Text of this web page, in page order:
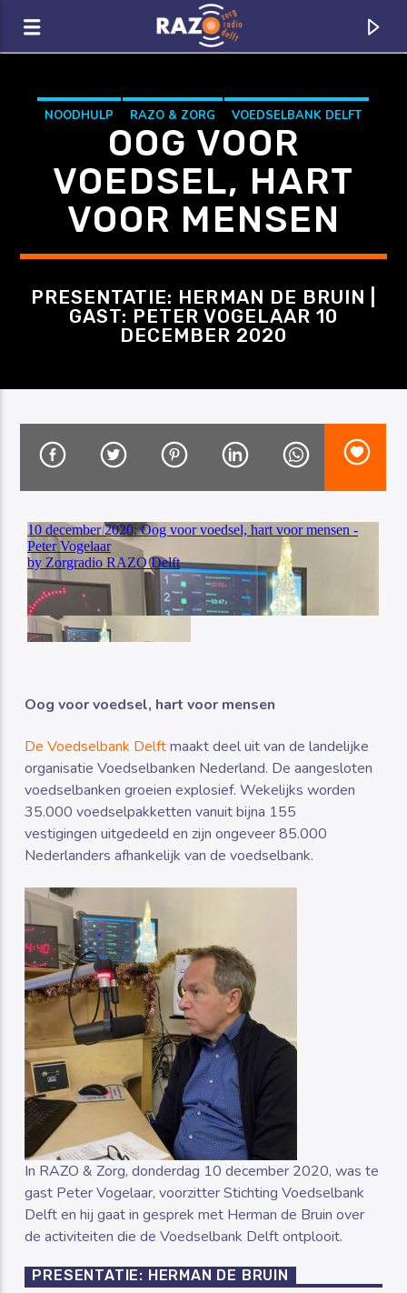
CURRENT TRACK
ARTIST
Luister RAZO online
NOODHULP RAZO & ZORG
VOEDSELBANK DELFT
VOEDSELPAKKETTEN
OOG VOOR
VOEDSEL, HART
VOOR MENSEN
PRESENTATIE: HERMAN DE BRUIN |
GAST: PETER VOGELAAR 10
DECEMBER 2020
Oog voor voedsel, hart voor mensen
De Voedselbank Delftmaakt deel uit van de landelijke
organisatie Voedselbanken Nederland. De aangesloten
voedselbanken groeien explosief. Wekelijks worden
35.000 voedselpakketten vanuit bijna 155
vestigingen uitgedeeld en zijn ongeveer 85.000
Nederlanders afhankelijk van de voedselbank.
In RAZO & Zorg, donderdag 10 december 2020, was te
gast Peter Vogelaar, voorzitter Stichting Voedselbank
Delft en hij gaat in gesprek met Herman de Bruin over
de activiteiten die de Voedselbank Delft ontplooit.
PRESENTATIE: HERMAN DE BRUIN